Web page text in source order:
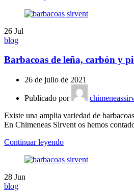
26 Jul
blog
Barbacoas de leña, carbón y
26 de julio de 2021
Publicado por
Existe una amplia variedad de
En Chimeneas Sirvent os hemos
Continuar leyendo
28 Jun
blog